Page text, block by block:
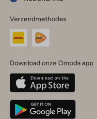
je
land
Nederland
Belgique(Français)
Deutschland
Verzendmethodes
Download onze Omoda app